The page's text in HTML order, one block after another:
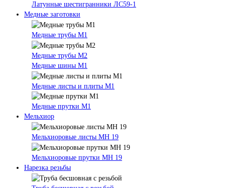
Латунные шестигранники ЛС59-1
Медные заготовки
Медные трубы М1
Медные трубы М2
Медные шины М1
Медные листы и плиты М1
Медные прутки М1
Мельхиор
Мельхиоровые листы МН 19
Мельхиоровые прутки МН 19
Нарезка резьбы